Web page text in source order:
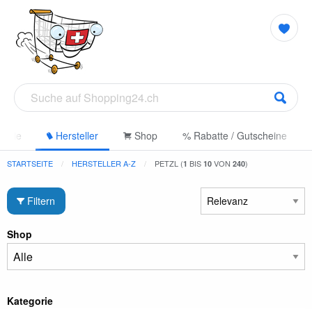
Hersteller Shop % Rabatte / Gutscheine
STARTSEITE HERSTELLER A-Z PETZL (1 BIS 10 VON 240)
Filtern
Shop
Kategorie